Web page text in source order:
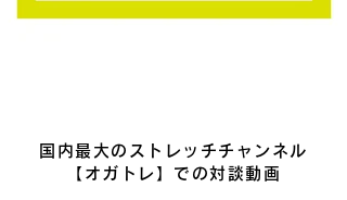
国内最大のストレッチチャンネル
【オガトレ】での対談動画